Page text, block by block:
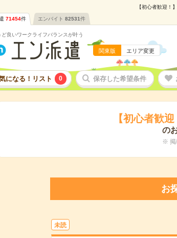
【初心者歓迎！
71454件 エンバイト 82531件
ど良いワークライフバランスが叶う
関東版 エリア変更
になる！リスト 0 保存した希望条件
【初心者歓
の
※ 掲
お
未読